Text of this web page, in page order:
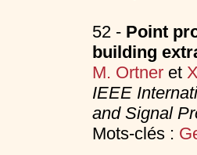
52 - Point
building
M. Ortneret
IEEE
and Signal
Mots-clés :